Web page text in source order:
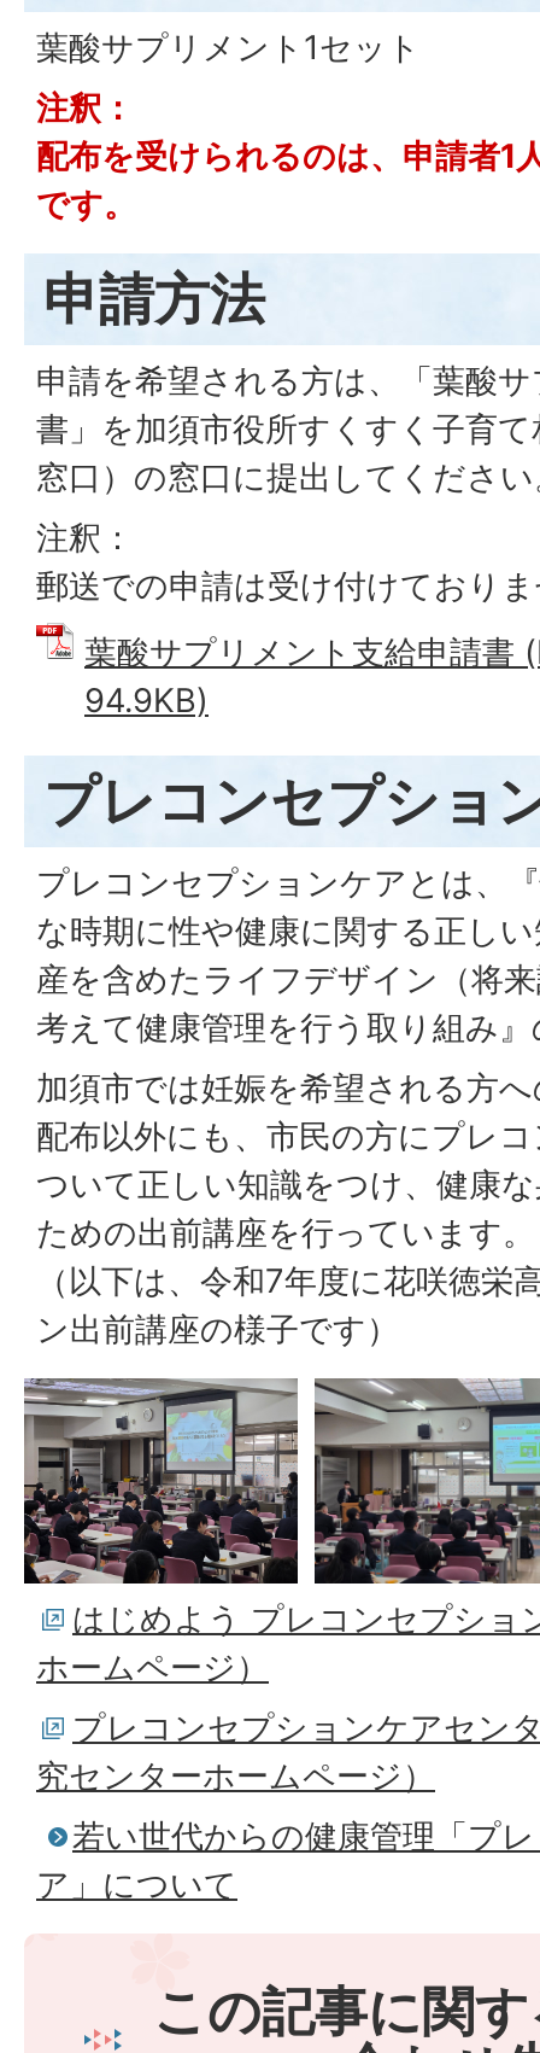
葉酸サプリメント1セット
注釈：
配布を受けられるのは、申請者1
です。
申請方法
申請を希望される方は、「葉酸
書」を加須市役所すくすく子育
窓口）の窓口に提出してくださ
注釈：
郵送での申請は受け付けており
葉酸サプリメント支給申請書
94.9KB)
プレコンセプショ
プレコンセプションケアとは、
な時期に性や健康に関する正し
産を含めたライフデザイン（将
考えて健康管理を行う取り組み
加須市では妊娠を希望される方
配布以外にも、市民の方にプレ
ついて正しい知識をつけ、健康
ための出前講座を行っています。
（以下は、令和7年度に花咲徳栄
ン出前講座の様子です）
はじめよう プレコンセプショ
ホームページ）
プレコンセプションケアセン
究センターホームページ）
若い世代からの健康管理「プ
ア」について
この記事に関